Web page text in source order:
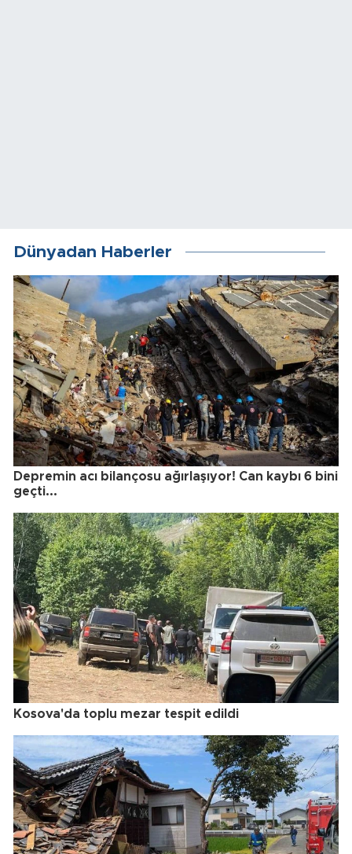
Dünyadan Haberler
Depremin acı bilançosu ağırlaşıyor! Can kaybı 6 bini
geçti...
Kosova'da toplu mezar tespit edildi